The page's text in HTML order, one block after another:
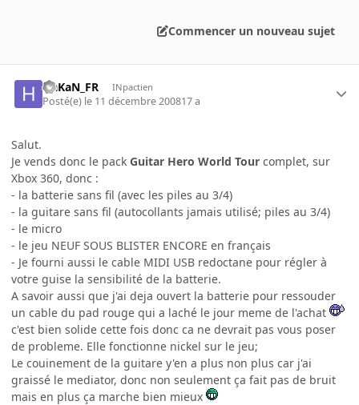
Commencer un nouveau sujet
HaKaN_FR INpactien
Posté(e) le 11 décembre 200817 a
Salut.
Je vends donc le pack Guitar Hero World Tour complet, sur
Xbox 360, donc :
- la batterie sans fil (avec les piles au 3/4)
- la guitare sans fil (autocollants jamais utilisé; piles au 3/4)
- le micro
- le jeu NEUF SOUS BLISTER ENCORE en français
- Je fourni aussi le cable MIDI USB redoctane pour régler à
votre guise la sensibilité de la batterie.
A savoir aussi que j'ai deja ouvert la batterie pour ressouder
un cable du pad rouge qui a laché le jour meme de l'achat
c'est bien solide cette fois donc ca ne devrait pas vous poser
de probleme. Elle fonctionne nickel sur le jeu;
Le couinement de la guitare y'en a plus non plus car j'ai
graissé le mediator, donc non seulement ça fait pas de bruit
mais en plus ça marche bien mieux